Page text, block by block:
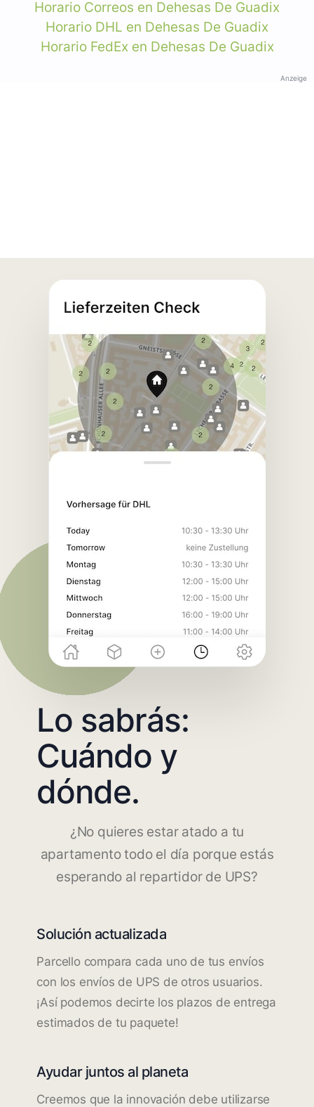
Horario Correos en Dehesas De Guadix
Horario DHL en Dehesas De Guadix
Horario FedEx en Dehesas De Guadix
Anzeige
Lo sabrás:
Cuándo y
dónde.
¿No quieres estar atado a tu
apartamento todo el día porque estás
esperando al repartidor de UPS?
Solución actualizada
Parcello compara cada uno de tus envíos
con los envíos de UPS de otros usuarios.
¡Así podemos decirte los plazos de entrega
estimados de tu paquete!
Ayudar juntos al planeta
Creemos que la innovación debe utilizarse